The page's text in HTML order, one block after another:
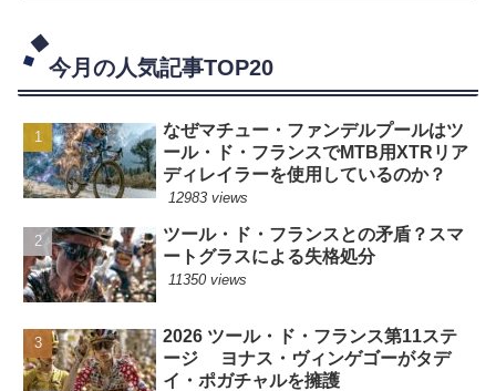
今月の人気記事TOP20
なぜマチュー・ファンデルプールはツ
ール・ド・フランスでMTB用XTRリア
ディレイラーを使用しているのか？
12983 views
ツール・ド・フランスとの矛盾？スマ
ートグラスによる失格処分
11350 views
2026 ツール・ド・フランス第11ステ
ージ ヨナス・ヴィンゲゴーがタデ
イ・ポガチャルを擁護